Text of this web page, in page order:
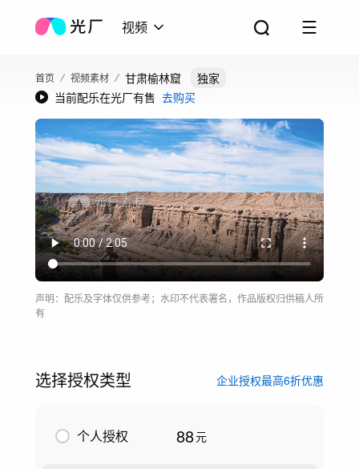
视频
首页 视频素材 甘肃榆林窟
独家
当前配乐在光厂有售 去购买
声明：配乐及字体仅供参考；水印不代表署名，作品版权归供稿人所
有
选择授权类型 企业授权最高6折优惠
个人授权 88元